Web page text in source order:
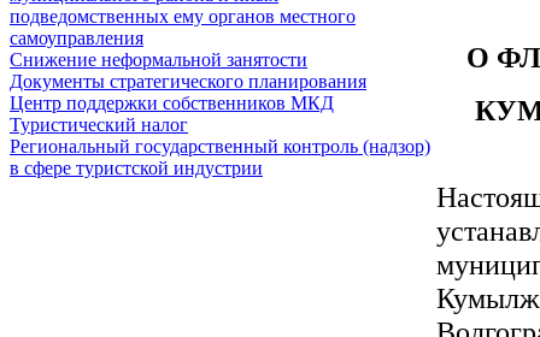
подведомственных ему органов местного
самоуправления
Снижение неформальной занятости
Документы стратегического планирования
Центр поддержки собственников МКД
Туристический налог
Региональный государственный контроль (надзор)
в сфере туристской индустрии
О